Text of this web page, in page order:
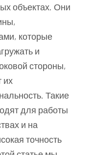
объектах. Они
которые
и
стороны,
их
Такие
для работы
и на
точность